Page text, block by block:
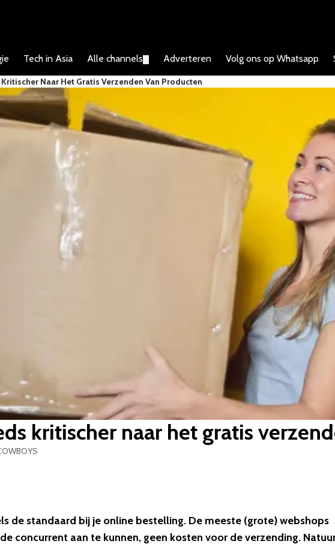
Tech in Asia Alle channels Adverteren Volg ons op Whatsapp
Naar Het Gratis Verzenden Van Producten
kritischer naar het gratis
de standaard bij je online bestelling. De meeste (grote) webshops
concurrent aan te kunnen, geen kosten voor de verzending.